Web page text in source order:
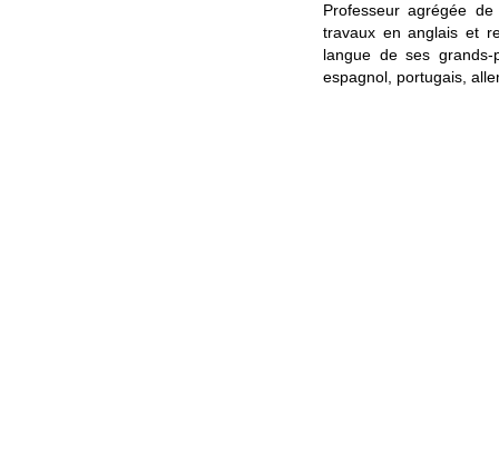
Professeur agrégée
travaux en anglais et
langue de ses
espagnol, portugais,